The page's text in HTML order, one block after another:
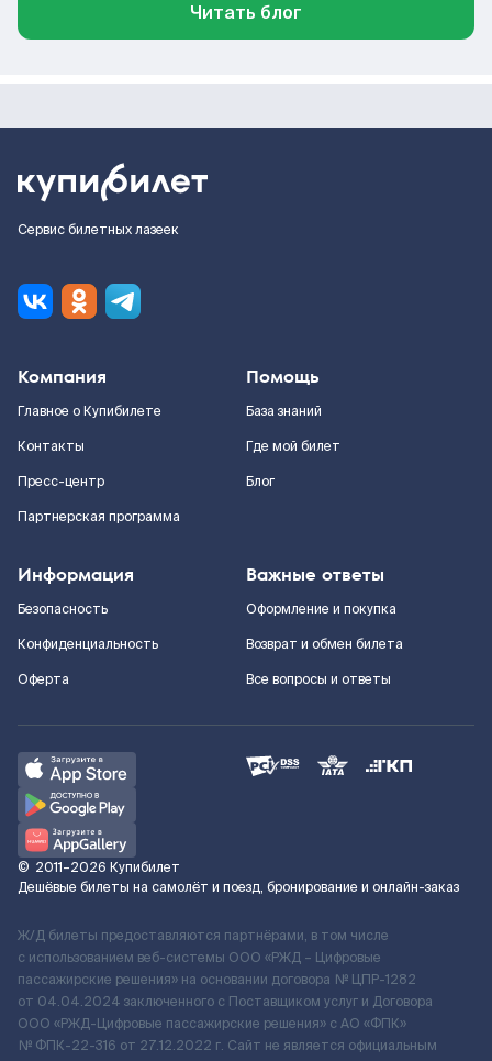
Читать блог
Сервис билетных лазеек
Компания
Главное о Купибилете
Контакты
Пресс-центр
Партнерская программа
Помощь
База знаний
Где мой билет
Блог
Информация
Безопасность
Конфиденциальность
Оферта
Важные ответы
Оформление и покупка
Возврат и обмен билета
Все вопросы и ответы
© 2011–2026 Купибилет
Дешёвые билеты на самолёт и поезд, бронирование и онлайн-заказ
Ж/Д билеты предоставляются партнёрами, в том числе
с использованием веб-системы ООО «РЖД – Цифровые
пассажирские решения» на основании договора № ЦПР-1282
от 04.04.2024 заключенного с Поставщиком услуг и Договора
ООО «РЖД-Цифровые пассажирские решения» c АО «ФПК»
№ ФПК-22-316 от 27.12.2022 г. Сайт не является официальным